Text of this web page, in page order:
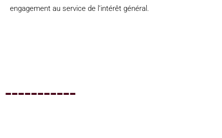
engagement au service de l’intérêt général.
-----------